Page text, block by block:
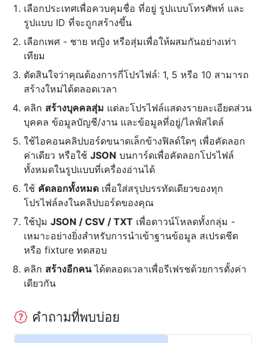
เลือกประเทศเพื่อควบคุมชื่อ ที่อยู่ รูปแบบโทรศัพท์ และ
รูปแบบ ID ที่จะถูกสร้างขึ้น
เลือกเพศ - ชาย หญิง หรือสุ่มเพื่อให้ผสมกันอย่างเท่า
เทียม
ตัดสินใจว่าคุณต้องการกี่โปรไฟล์: 1, 5 หรือ 10 สามารถ
สร้างใหม่ได้ตลอดเวลา
คลิก สร้างบุคคลสุ่ม แต่ละโปรไฟล์แสดงรายละเอียดส่วน
บุคคล ข้อมูลบัญชี/งาน และข้อมูลที่อยู่/ไลฟ์สไตล์
ใช้ไอคอนคลิปบอร์ดขนาดเล็กข้างฟิลด์ใดๆ เพื่อคัดลอก
ค่าเดียว หรือใช้ JSON บนการ์ดเพื่อคัดลอกโปรไฟล์
ทั้งหมดในรูปแบบที่เครื่องอ่านได้
ใช้ คัดลอกทั้งหมด เพื่อใส่สรุปบรรทัดเดียวของทุก
โปรไฟล์ลงในคลิปบอร์ดของคุณ
ใช้ปุ่ม JSON / CSV / TXT เพื่อดาวน์โหลดทั้งกลุ่ม -
เหมาะอย่างยิ่งสำหรับการนำเข้าฐานข้อมูล สเปรดชีต
หรือ fixture ทดสอบ
คลิก สร้างอีกคนได้ตลอดเวลาเพื่อรีเฟรชด้วยการตั้งค่า
เดียวกัน
คำถามที่พบบ่อย